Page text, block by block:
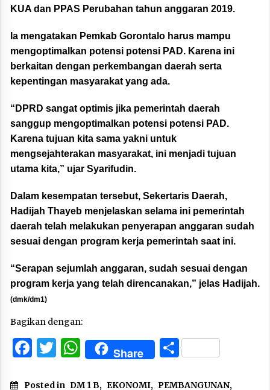
KUA dan PPAS Perubahan tahun anggaran 2019.
Ia mengatakan Pemkab Gorontalo harus mampu
mengoptimalkan potensi potensi PAD. Karena ini
berkaitan dengan perkembangan daerah serta
kepentingan masyarakat yang ada.
“DPRD sangat optimis jika pemerintah daerah
sanggup mengoptimalkan potensi potensi PAD.
Karena tujuan kita sama yakni untuk
mengsejahterakan masyarakat, ini menjadi tujuan
utama kita,” ujar Syarifudin.
Dalam kesempatan tersebut, Sekertaris Daerah,
Hadijah Thayeb menjelaskan selama ini pemerintah
daerah telah melakukan penyerapan anggaran sudah
sesuai dengan program kerja pemerintah saat ini.
“Serapan sejumlah anggaran, sudah sesuai dengan
program kerja yang telah direncanakan,” jelas Hadijah.
(dmk/dm1)
Bagikan dengan:
Facebook
Twitter
WhatsApp
Share Share
Posted in DM 1 B, EKONOMI, PEMBANGUNAN,